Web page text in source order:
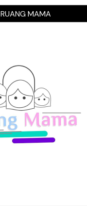
RUANG MAMA